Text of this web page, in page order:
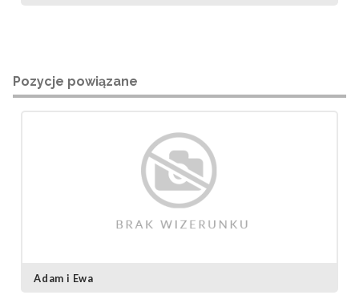
Pozycje powiązane
Adam i Ewa